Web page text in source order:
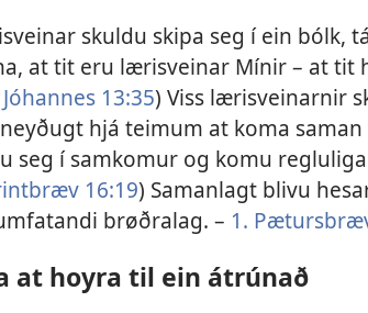
skuldu skipa seg í ein bólk,
at tit eru lærisveinar Mínir – at tit
Jóhannes 13:35) Viss lærisveinarnir
hjá teimum at koma saman
seg í samkomur og komu
16:19) Samanlagt blivu
brøðralag. – 1.
at hoyra til ein átrúnað